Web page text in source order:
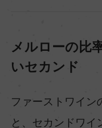
メルローの比
いセカンド
ファーストワイン
と、セカンドワイ